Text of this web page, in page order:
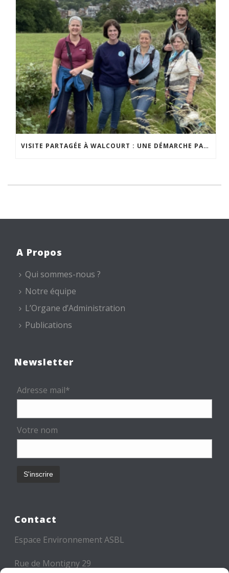
VISITE PARTAGÉE À WALCOURT : UNE DÉMARCHE PARTICIPATIVE ANIMÉE PAR ESPACE ENVIRONNEMENT
A Propos
Qui sommes-nous ?
Notre équipe
L’Organe d’Administration
Publications
Newsletter
Adresse mail*
Votre nom
Contact
Espace Environnement ASBL
Rue de Montigny 29